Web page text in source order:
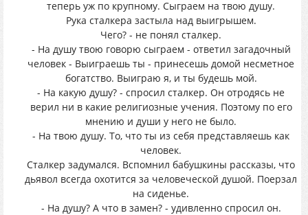
теперь уж по крупному. Сыграем на твою душу.
Рука сталкера застыла над выигрышем.
Чего? - не понял сталкер.
- На душу твою говорю сыграем - ответил загадочный
человек - Выиграешь ты - принесешь домой несметное
богатство. Выиграю я, и ты будешь мой.
- На какую душу? - спросил сталкер. Он отродясь не
верил ни в какие религиозные учения. Поэтому по его
мнению и души у него не было.
- На твою душу. То, что ты из себя представляешь как
человек.
Сталкер задумался. Вспомнил бабушкины рассказы, что
дьявол всегда охотится за человеческой душой. Поерзал
на сиденье.
- На душу? А что в замен? - удивленно спросил он.